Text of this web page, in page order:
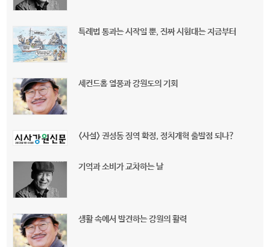
특례법 통과는 시작일 뿐, 진짜 시험대는 지금부터
세컨드홈 열풍과 강원도의 기회
<사설> 권성동 징역 확정, 정치개혁 출발점 되나?
기억과 소비가 교차하는 날
생활 속에서 발견하는 강원의 활력